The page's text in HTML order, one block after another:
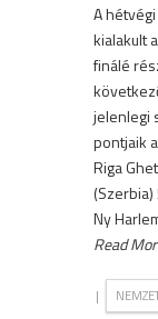
A
kialakult
finálé
jelenlegi
pontjaik
Riga
Ny
Read
|